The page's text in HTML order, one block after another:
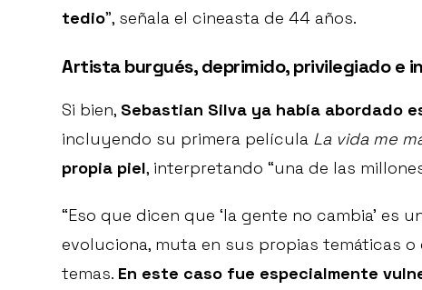
tedio”, señala el cineasta de 44 años.
Artista burgués, deprimido, privilegiado e
Si bien, Sebastian Silva ya había abordado
incluyendo su primera película La vida me
propia piel, interpretando “una de las
“Eso que dicen que ‘la gente no cambia’ es
evoluciona, muta en sus propias temáticas
temas. En este caso fue especialmente